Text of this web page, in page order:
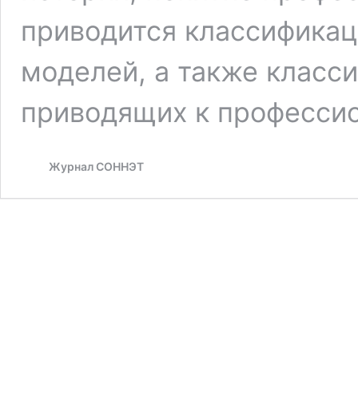
приводится
моделей, а также
приводящих к
Журнал СОННЭТ